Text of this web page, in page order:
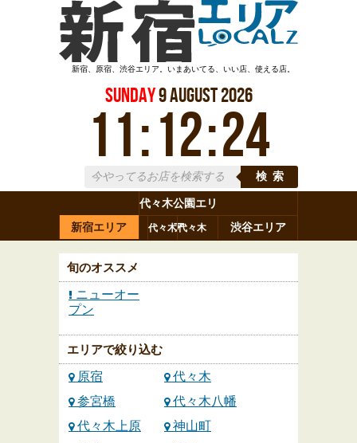
新宿、原宿、渋谷エリア。いまあいてる、いい店、使える店。
Sunday9August2026
11:12:25
検索
新宿エリア
代々木公園エリ
ア
渋谷エリア
原宿 代々木参宮橋
代々木
八幡
代々木
上原 神山町 渋谷 新宿
旬のオススメ
ニューオー
プン
エリアで絞り込む
原宿
代々木
参宮橋
代々木八幡
代々木上原
神山町